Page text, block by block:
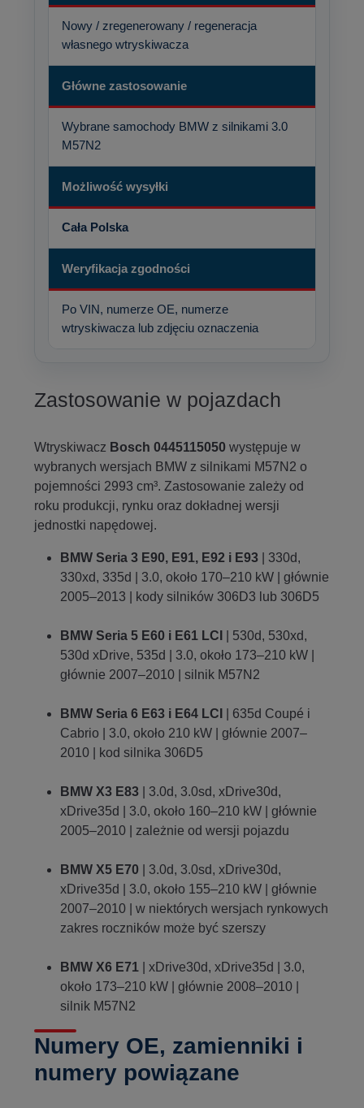
Nowy / zregenerowany / regeneracja
własnego wtryskiwacza
Główne zastosowanie
Wybrane samochody BMW z silnikami 3.0
M57N2
Możliwość wysyłki
Cała Polska
Weryfikacja zgodności
Po VIN, numerze OE, numerze
wtryskiwacza lub zdjęciu oznaczenia
Zastosowanie w pojazdach
Wtryskiwacz Bosch 0445115050 występuje w
wybranych wersjach BMW z silnikami M57N2 o
pojemności 2993 cm³. Zastosowanie zależy od
roku produkcji, rynku oraz dokładnej wersji
jednostki napędowej.
BMW Seria 3 E90, E91, E92 i E93 | 330d,
330xd, 335d | 3.0, około 170–210 kW | głównie
2005–2013 | kody silników 306D3 lub 306D5
BMW Seria 5 E60 i E61 LCI
| 530d, 530xd,
530d xDrive, 535d | 3.0, około 173–210 kW |
głównie 2007–2010 | silnik M57N2
BMW Seria 6 E63 i E64 LCI
| 635d Coupé i
Cabrio | 3.0, około 210 kW | głównie 2007–
2010 | kod silnika 306D5
BMW X3 E83 | 3.0d, 3.0sd, xDrive30d,
xDrive35d | 3.0, około 160–210 kW | głównie
2005–2010 | zależnie od wersji pojazdu
BMW X5 E70 | 3.0d, 3.0sd, xDrive30d,
xDrive35d | 3.0, około 155–210 kW | głównie
2007–2010 | w niektórych wersjach rynkowych
zakres roczników może być szerszy
BMW X6 E71 | xDrive30d, xDrive35d | 3.0,
około 173–210 kW | głównie 2008–2010 |
silnik M57N2
Numery OE, zamienniki i
numery powiązane